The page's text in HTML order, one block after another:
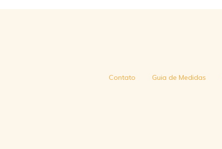
Contato Guia de Medidas